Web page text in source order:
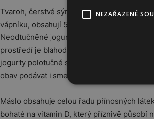
Tvaroh, čerstvé sýry a tvarohové
vápníku, obsahují 5 až 8x více příznivých
Neodtučněné jogurty jsou snadno
prostředí je blahodárné pro zažívací trakt.
jogurty polotučné s obsahem 2 – 5 % tuku,
obav podávat i smetanové jogurty. Ideální
Máslo obsahuje celou řadu přínosných
bohaté na vitamin D, který příznivě působí
NEZAŘAZENÉ